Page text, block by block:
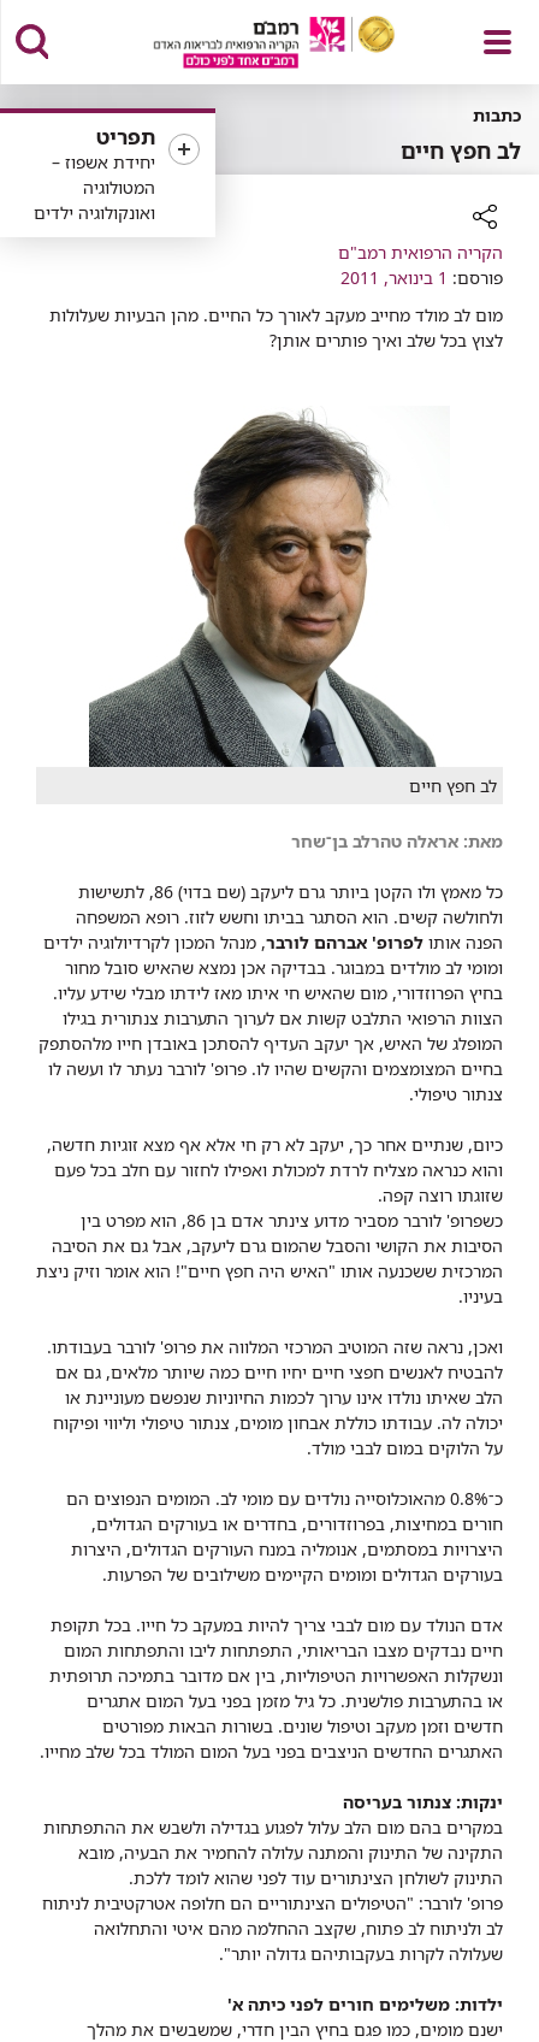
פתח
תפריט
תפריט
יחידת אשפוז –
המטולוגיה
ואונקולוגיה ילדים
כתבות
לב חפץ חיים
רכיב
שיתוף
הקריה הרפואית רמב"ם
פורסם: 1 בינואר, 2011
מום לב מולד מחייב מעקב לאורך כל החיים. מהן הבעיות שעלולות
לצוץ בכל שלב ואיך פותרים אותן?
לב חפץ חיים
מאת: ​אראלה טהרלב בן־שחר
כל מאמץ ולו הקטן ביותר גרם ליעקב (שם בדוי) 86, לתשישות
ולחולשה קשים. הוא הסתגר בביתו וחשש לזוז. רופא המשפחה
הפנה אותו לפרופ' אברהם לורבר, מנהל המכון לקרדיולוגיה ילדים
ומומי לב מולדים במבוגר. בבדיקה אכן נמצא שהאיש סובל מחור
בחיץ הפרוזדורי, מום שהאיש חי איתו מאז לידתו מבלי שידע עליו.
הצוות הרפואי התלבט קשות אם לערוך התערבות צנתורית בגילו
המופלג של האיש, אך יעקב העדיף להסתכן באובדן חייו מלהסתפק
בחיים המצומצמים והקשים שהיו לו. פרופ' לורבר נעתר לו ועשה לו
צנתור טיפולי.
כיום, שנתיים אחר כך, יעקב לא רק חי אלא אף מצא זוגיות חדשה,
והוא כנראה מצליח לרדת למכולת ואפילו לחזור עם חלב בכל פעם
שזוגתו רוצה קפה.
כשפרופ' לורבר מסביר מדוע צינתר אדם בן 86, הוא מפרט בין
הסיבות את הקושי והסבל שהמום גרם ליעקב, אבל גם את הסיבה
המרכזית ששכנעה אותו "האיש היה חפץ חיים"! הוא אומר וזיק ניצת
בעיניו.
ואכן, נראה שזה המוטיב המרכזי המלווה את פרופ' לורבר בעבודתו.
להבטיח לאנשים חפצי חיים יחיו חיים כמה שיותר מלאים, גם אם
הלב שאיתו נולדו אינו ערוך לכמות החיוניות שנפשם מעוניינת או
יכולה לה. עבודתו כוללת אבחון מומים, צנתור טיפולי וליווי ופיקוח
על הלוקים במום לבבי מולד.
כ־0.8% מהאוכלוסייה נולדים עם מומי לב. המומים הנפוצים הם
חורים במחיצות, בפרוזדורים, בחדרים או בעורקים הגדולים,
היצרויות במסתמים, אנומליה במנח העורקים הגדולים, היצרות
בעורקים הגדולים ומומים הקיימים משילובים של הפרעות.
אדם הנולד עם מום לבבי צריך להיות במעקב כל חייו. בכל תקופת
חיים נבדקים מצבו הבריאותי, התפתחות ליבו והתפתחות המום
ונשקלות האפשרויות הטיפוליות, בין אם מדובר בתמיכה תרופתית
או בהתערבות פולשנית. כל גיל מזמן בפני בעל המום אתגרים
חדשים וזמן מעקב וטיפול שונים. בשורות הבאות מפורטים
האתגרים החדשים הניצבים בפני בעל המום המולד בכל שלב מחייו.
ינקות: צנתור בעריסה
במקרים בהם מום הלב עלול לפגוע בגדילה ולשבש את ההתפתחות
התקינה של התינוק והמתנה עלולה להחמיר את הבעיה, מובא
התינוק לשולחן הצינתורים עוד לפני שהוא לומד ללכת.
פרופ' לורבר: "הטיפולים הצינתוריים הם חלופה אטרקטיבית לניתוח
לב ולניתוח לב פתוח, שקצב ההחלמה מהם איטי והתחלואה
שעלולה לקרות בעקבותיהם גדולה יותר".
ילדות: משלימים חורים לפני כיתה א'
ישנם מומים, כמו פגם בחיץ הבין חדרי, שמשבשים את מהלך